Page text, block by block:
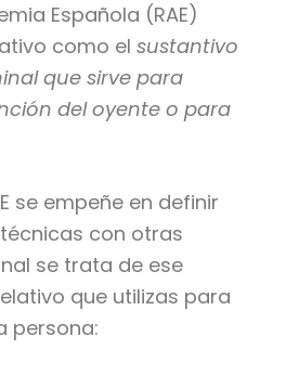
Española (RAE)
como el sustantivo
que sirve para
del oyente o para
se empeñe en definir
con otras
se trata de ese
que utilizas para
persona: